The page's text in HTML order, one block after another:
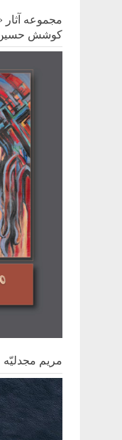
مجموعه
کوشش حسین
مریم مجدلیّه